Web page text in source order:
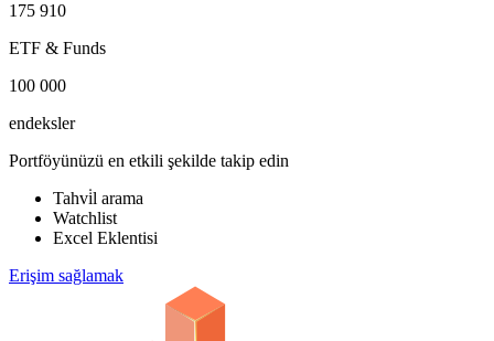
175 910
ETF & Funds
100 000
endeksler
Portföyünüzü en etkili şekilde takip edin
Tahvi̇l arama
Watchlist
Excel Eklentisi
Erişim sağlamak